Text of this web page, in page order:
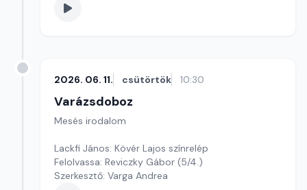
2026. 06. 11. csütörtök 10:30
Varázsdoboz
Mesés irodalom
Lackfi János: Kövér Lajos színrelép
Felolvassa: Reviczky Gábor (5/4.)
Szerkesztő: Varga Andrea